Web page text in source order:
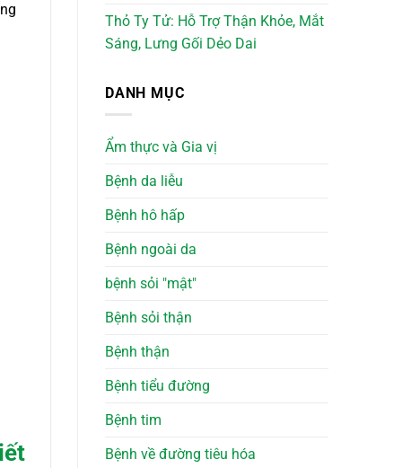
Thỏ Ty Tử: Hỗ Trợ Thận Khỏe, Mắt
Sáng, Lưng Gối Dẻo Dai
DANH MỤC
Ẩm thực và Gia vị
Bệnh da liễu
Bệnh hô hấp
Bệnh ngoài da
bệnh sỏi "mật"
Bệnh sỏi thận
Bệnh thận
Bệnh tiểu đường
Bệnh tim
Bệnh về đường tiêu hóa